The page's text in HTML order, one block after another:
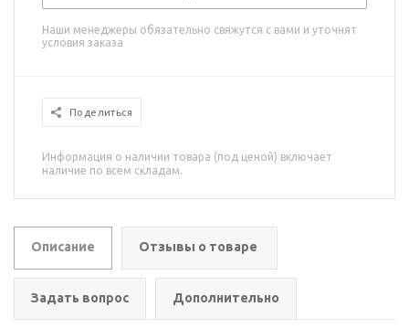
Наши менеджеры обязательно свяжутся с вами и уточнят
условия заказа
Поделиться
Информация о наличии товара (под ценой) включает
наличие по всем складам.
Описание Отзывы о товаре
Задать вопрос Дополнительно